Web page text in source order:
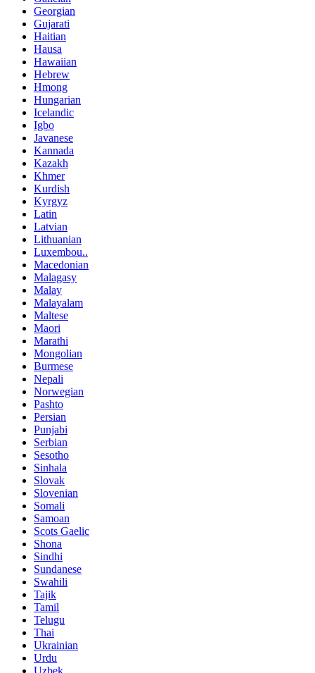
Georgian
Gujarati
Haitian
Hausa
Hawaiian
Hebrew
Hmong
Hungarian
Icelandic
Igbo
Javanese
Kannada
Kazakh
Khmer
Kurdish
Kyrgyz
Latin
Latvian
Lithuanian
Luxembou..
Macedonian
Malagasy
Malay
Malayalam
Maltese
Maori
Marathi
Mongolian
Burmese
Nepali
Norwegian
Pashto
Persian
Punjabi
Serbian
Sesotho
Sinhala
Slovak
Slovenian
Somali
Samoan
Scots Gaelic
Shona
Sindhi
Sundanese
Swahili
Tajik
Tamil
Telugu
Thai
Ukrainian
Urdu